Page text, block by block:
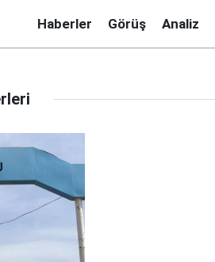
Haberler Görüş Analiz